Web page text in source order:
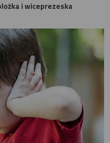
i wiceprezeska